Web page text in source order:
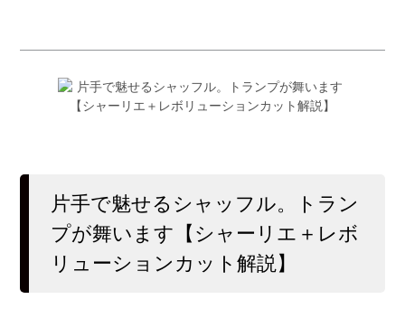
片手で魅せるシャッフル。トラン
プが舞います【シャーリエ＋レボ
リューションカット解説】